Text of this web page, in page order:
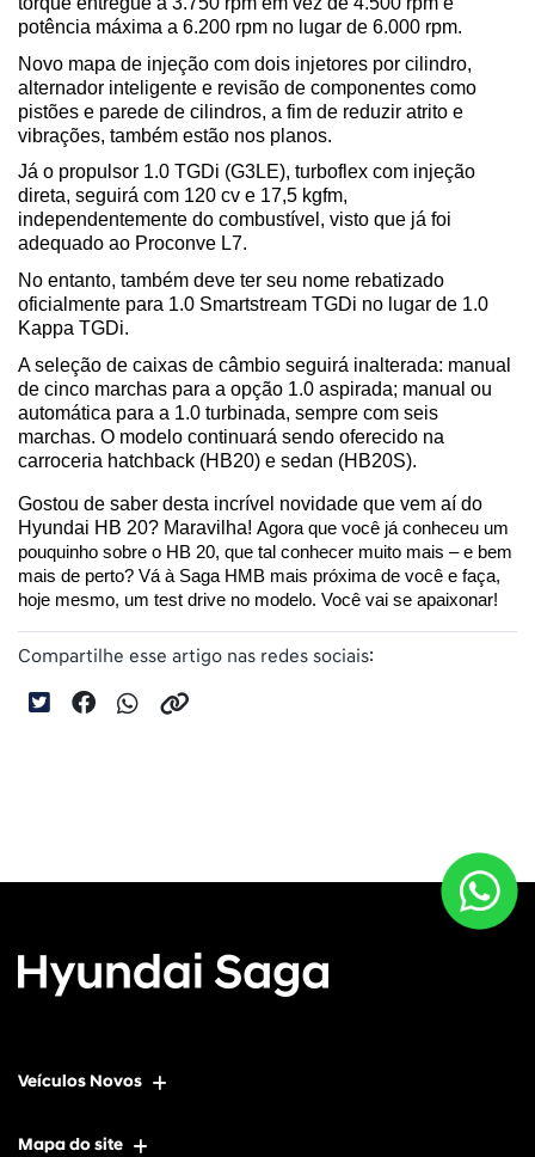
potência máxima a 6.200 rpm no lugar de 6.000 rpm.
Novo mapa de injeção com dois injetores por cilindro,
alternador inteligente e revisão de componentes como
pistões e parede de cilindros, a fim de reduzir atrito e
vibrações, também estão nos planos.
Já o propulsor 1.0 TGDi (G3LE), turboflex com injeção
direta, seguirá com 120 cv e 17,5 kgfm,
independentemente do combustível, visto que já foi
adequado ao Proconve L7.
No entanto, também deve ter seu nome rebatizado
oficialmente para 1.0 Smartstream TGDi no lugar de 1.0
Kappa TGDi.
A seleção de caixas de câmbio seguirá inalterada: manual
de cinco marchas para a opção 1.0 aspirada; manual ou
automática para a 1.0 turbinada, sempre com seis
marchas. O modelo continuará sendo oferecido na
carroceria hatchback (HB20) e sedan (HB20S).
Gostou de saber desta incrível novidade que vem aí do
Hyundai HB 20? Maravilha! Agora que você já conheceu um
pouquinho sobre o HB 20, que tal conhecer muito mais – e bem
mais de perto? Vá à Saga HMB mais próxima de você e faça,
hoje mesmo, um test drive no modelo. Você vai se apaixonar!
Compartilhe esse artigo nas redes sociais:
Veículos Novos
Mapa do site